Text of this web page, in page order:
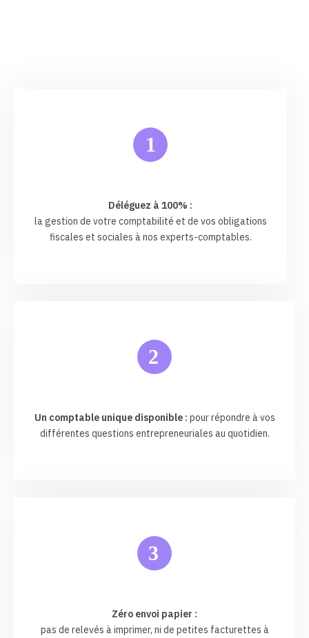
1
Déléguez à 100% :
la gestion de votre comptabilité et de vos obligations
fiscales et sociales à nos experts-comptables.
2
Un comptable unique disponible : pour répondre à vos
différentes questions entrepreneuriales au quotidien.
3
Zéro envoi papier :
pas de relevés à imprimer, ni de petites facturettes à